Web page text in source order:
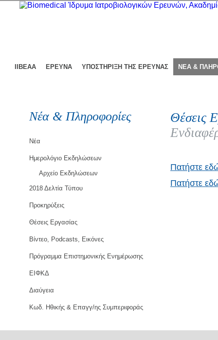
ΙΙΒΕΑΑ ΕΡΕΥΝΑ ΥΠΟΣΤΗΡΙΞΗ ΤΗΣ ΕΡΕΥΝΑΣ ΝΕΑ &
Νέα & Πληροφορίες
Νέα
Ημερολόγιο Εκδηλώσεων
Αρχείο Εκδηλώσεων
2018 Δελτία Τύπου
Προκηρύξεις
Θέσεις Εργασίας
Βίντεο, Podcasts, Εικόνες
Πρόγραμμα Επιστημονικής Ενημέρωσης
ΕΙΦΚΔ
Διαύγεια
Κωδ. Ηθικής & Επαγγ/ης Συμπεριφοράς
Θέσεις
Πατήστε
Πατήστε